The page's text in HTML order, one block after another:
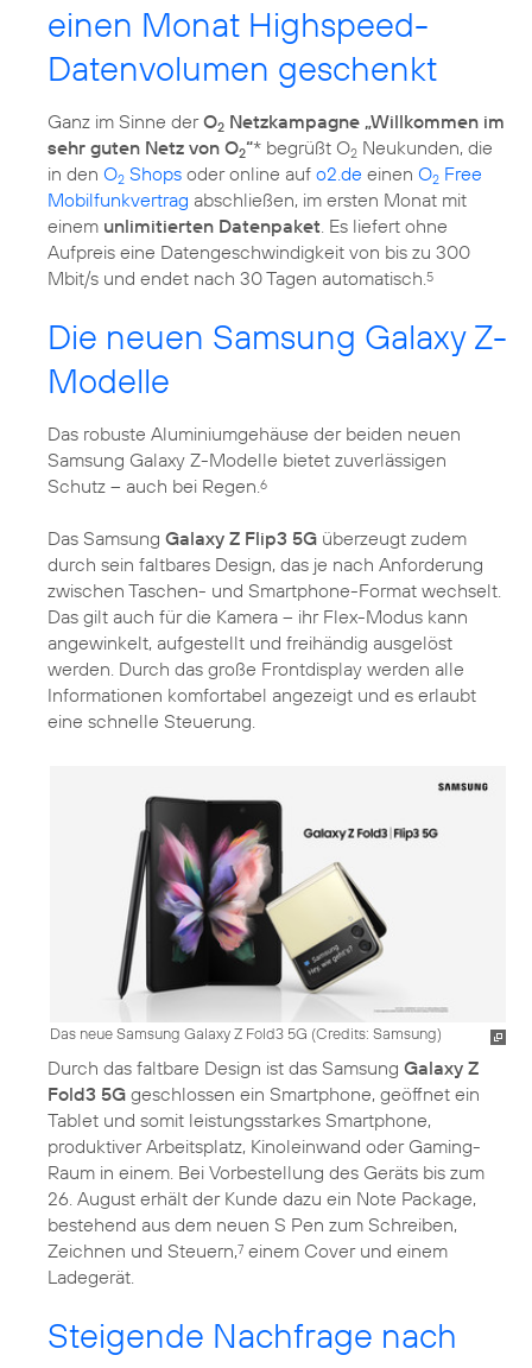
einen Monat Highspeed-
Datenvolumen geschenkt
Ganz im Sinne derO2 Netzkampagne „Willkommen im
sehr guten Netz von O2“* begrüßt O2 Neukunden, die
in den O2 Shops oder online auf o2.de einen O2 Free
Mobilfunkvertrag abschließen, im ersten Monat mit
einem unlimitierten Datenpaket . Es liefert ohne
Aufpreis eine Datengeschwindigkeit von bis zu 300
Mbit/s und endet nach 30 Tagen automatisch. 5
Die neuen Samsung Galaxy Z-
Modelle
Das robuste Aluminiumgehäuse der beiden neuen
Samsung Galaxy Z-Modelle bietet zuverlässigen
Schutz – auch bei Regen. 6
Das Samsung Galaxy Z Flip3 5G überzeugt zudem
durch sein faltbares Design, das je nach Anforderung
zwischen Taschen- und Smartphone-Format wechselt.
Das gilt auch für die Kamera – ihr Flex-Modus kann
angewinkelt, aufgestellt und freihändig ausgelöst
werden. Durch das große Frontdisplay werden alle
Informationen komfortabel angezeigt und es erlaubt
eine schnelle Steuerung.
Das neue Samsung Galaxy Z Fold3 5G (Credits: Samsung)
Durch das faltbare Design ist das Samsung Galaxy Z
Fold3 5G geschlossen ein Smartphone, geöffnet ein
Tablet und somit leistungsstarkes Smartphone,
produktiver Arbeitsplatz, Kinoleinwand oder Gaming-
Raum in einem. Bei Vorbestellung des Geräts bis zum
26. August erhält der Kunde dazu ein Note Package,
bestehend aus dem neuen S Pen zum Schreiben,
Zeichnen und Steuern,7 einem Cover und einem
Ladegerät.
Steigende Nachfrage nach